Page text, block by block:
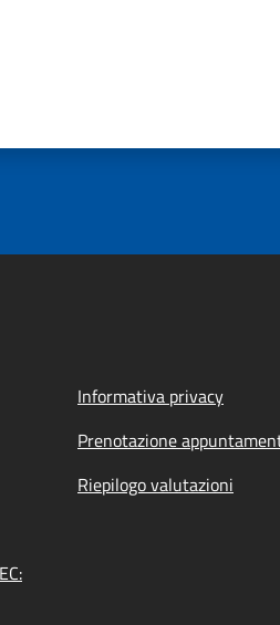
Informativa privacy
Prenotazione
Riepilogo valutazioni